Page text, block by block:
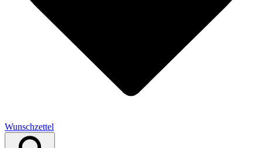
Wunschzettel